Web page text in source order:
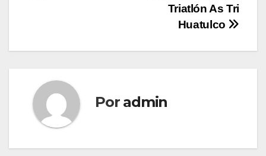
Triatlón As Tri
Huatulco
Por admin